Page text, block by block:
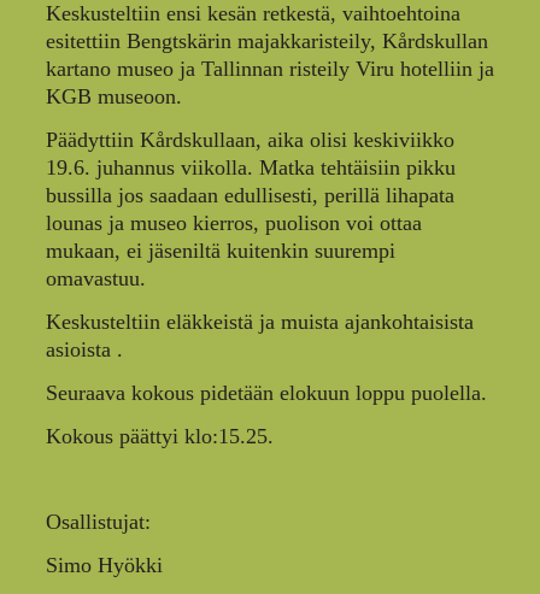
Keskusteltiin ensi kesän retkestä, vaihtoehtoina
esitettiin Bengtskärin majakkaristeily, Kårdskullan
kartano museo ja Tallinnan risteily Viru hotelliin ja
KGB museoon.
Päädyttiin Kårdskullaan, aika olisi keskiviikko
19.6. juhannus viikolla. Matka tehtäisiin pikku
bussilla jos saadaan edullisesti, perillä lihapata
lounas ja museo kierros, puolison voi ottaa
mukaan, ei jäseniltä kuitenkin suurempi
omavastuu.
Keskusteltiin eläkkeistä ja muista ajankohtaisista
asioista .
Seuraava kokous pidetään elokuun loppu puolella.
Kokous päättyi klo:15.25.
Osallistujat:
Simo Hyökki